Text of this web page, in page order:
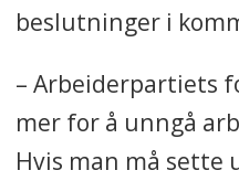
beslutninger i
– Arbeiderpartiets
mer for å unngå
Hvis man må sette